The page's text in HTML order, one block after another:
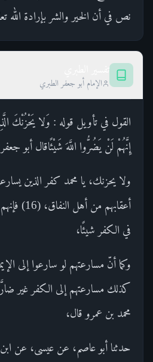
نص في أن الخير والشر بإرادة الله
الإمام أبو جعفر الطبري
القول في تأويل قوله : وَلا يَحْزُنْكَ
إِنَّهُمْ لَنْ يَضُرُّوا اللَّهَ شَيْئًاقال أبو
ولا يحزنك، يا محمد كفر الذين
أعقابهم من
في الكفر شيئًا،
محمد بن عمرو قال،
حدثنا أبو عاصم، عن عيسى، عن ابن